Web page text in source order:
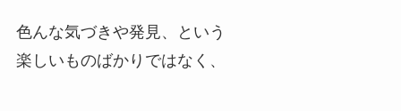
色んな気づきや発見、という
楽しいものばかりではなく、